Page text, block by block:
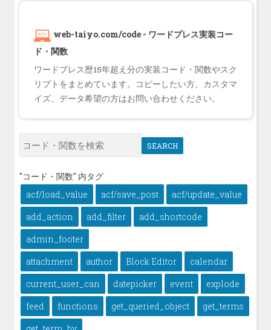
web-taiyo.com/code - ワードプレス実装コー
ド・関数
ワードプレス歴15年超え分の実装コード・関数やスク
リプトをまとめています。コピーしたい方、カスタマ
イズ、データ希望の方はお問い合わせください。
SEARCH
"コード・関数" 内タグ
acf/load_value
acf/save_post
acf/update_value
add_action
add_filter
add_shortcode
admin_footer
attachment
author Block Editor
calendar
current_user_can
datepicker event
explode
feed
functions get_queried_object
get_terms